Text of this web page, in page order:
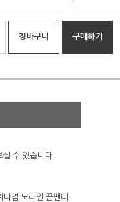
장바구니 구매하기
수 있습니다.
염 노라인 끈팬티